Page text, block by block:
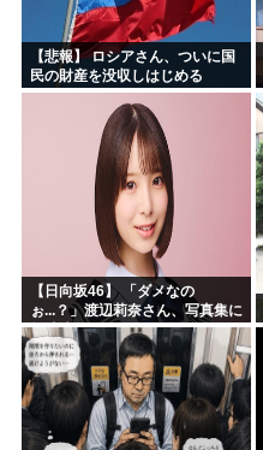
【悲報】 ロシアさん、ついに国
民の財産を没収しはじめる
【日向坂46】 「ダメなの
ぉ...？」渡辺莉奈さん、写真集に
興味津々